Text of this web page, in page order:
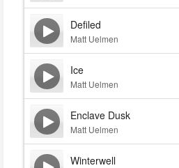
Defiled
Matt Uelmen
Ice
Matt Uelmen
Enclave Dusk
Matt Uelmen
Winterwell